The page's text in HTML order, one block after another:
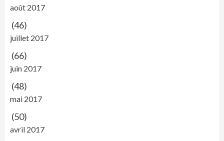
août 2017
(46)
juillet 2017
(66)
juin 2017
(48)
mai 2017
(50)
avril 2017